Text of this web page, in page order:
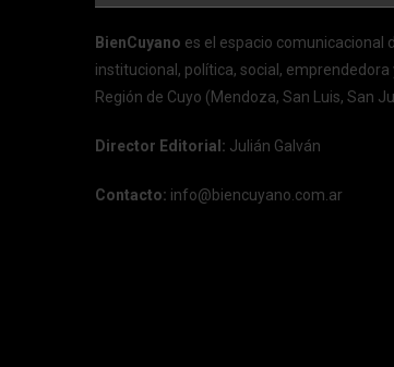
BienCuyano es el espacio comunicacional
institucional, política, social, emprendedora
Región de Cuyo (Mendoza, San Luis, San
Director Editorial: Julián Galván
Contacto: info@biencuyano.com.ar